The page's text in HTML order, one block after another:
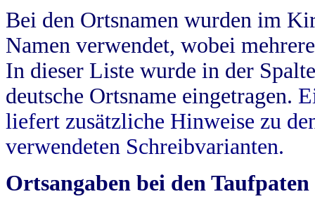
Bei den Ortsnamen wurden im
Namen verwendet, wobei
In dieser Liste wurde in der
deutsche Ortsname eingetragen.
liefert zusätzliche Hinweise zu
verwendeten Schreibvarianten.
Ortsangaben bei den Taufpaten